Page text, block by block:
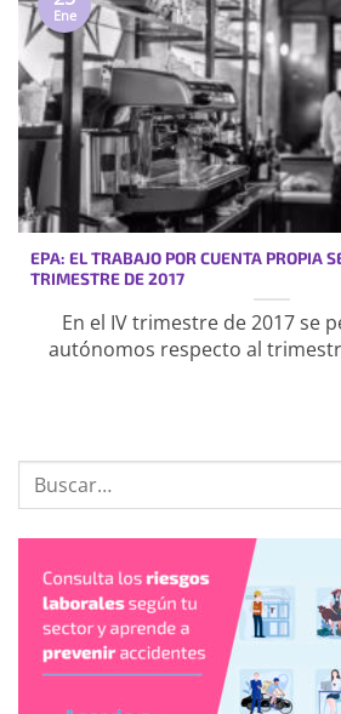
EPA: EL TRABAJO POR CUENTA PROPIA
TRIMESTRE DE 2017
En el IV trimestre de 2017 se
autónomos respecto al
Ene